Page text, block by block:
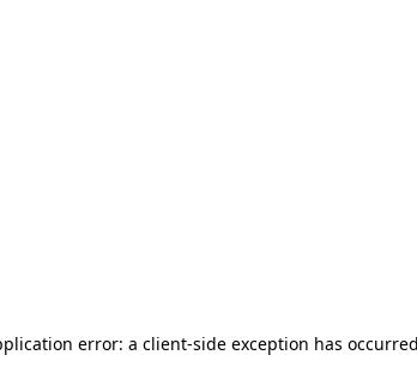
error: a client-side exception has occurred